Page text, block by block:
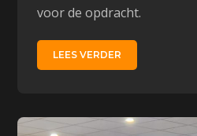
voor de opdracht.
LEES VERDER